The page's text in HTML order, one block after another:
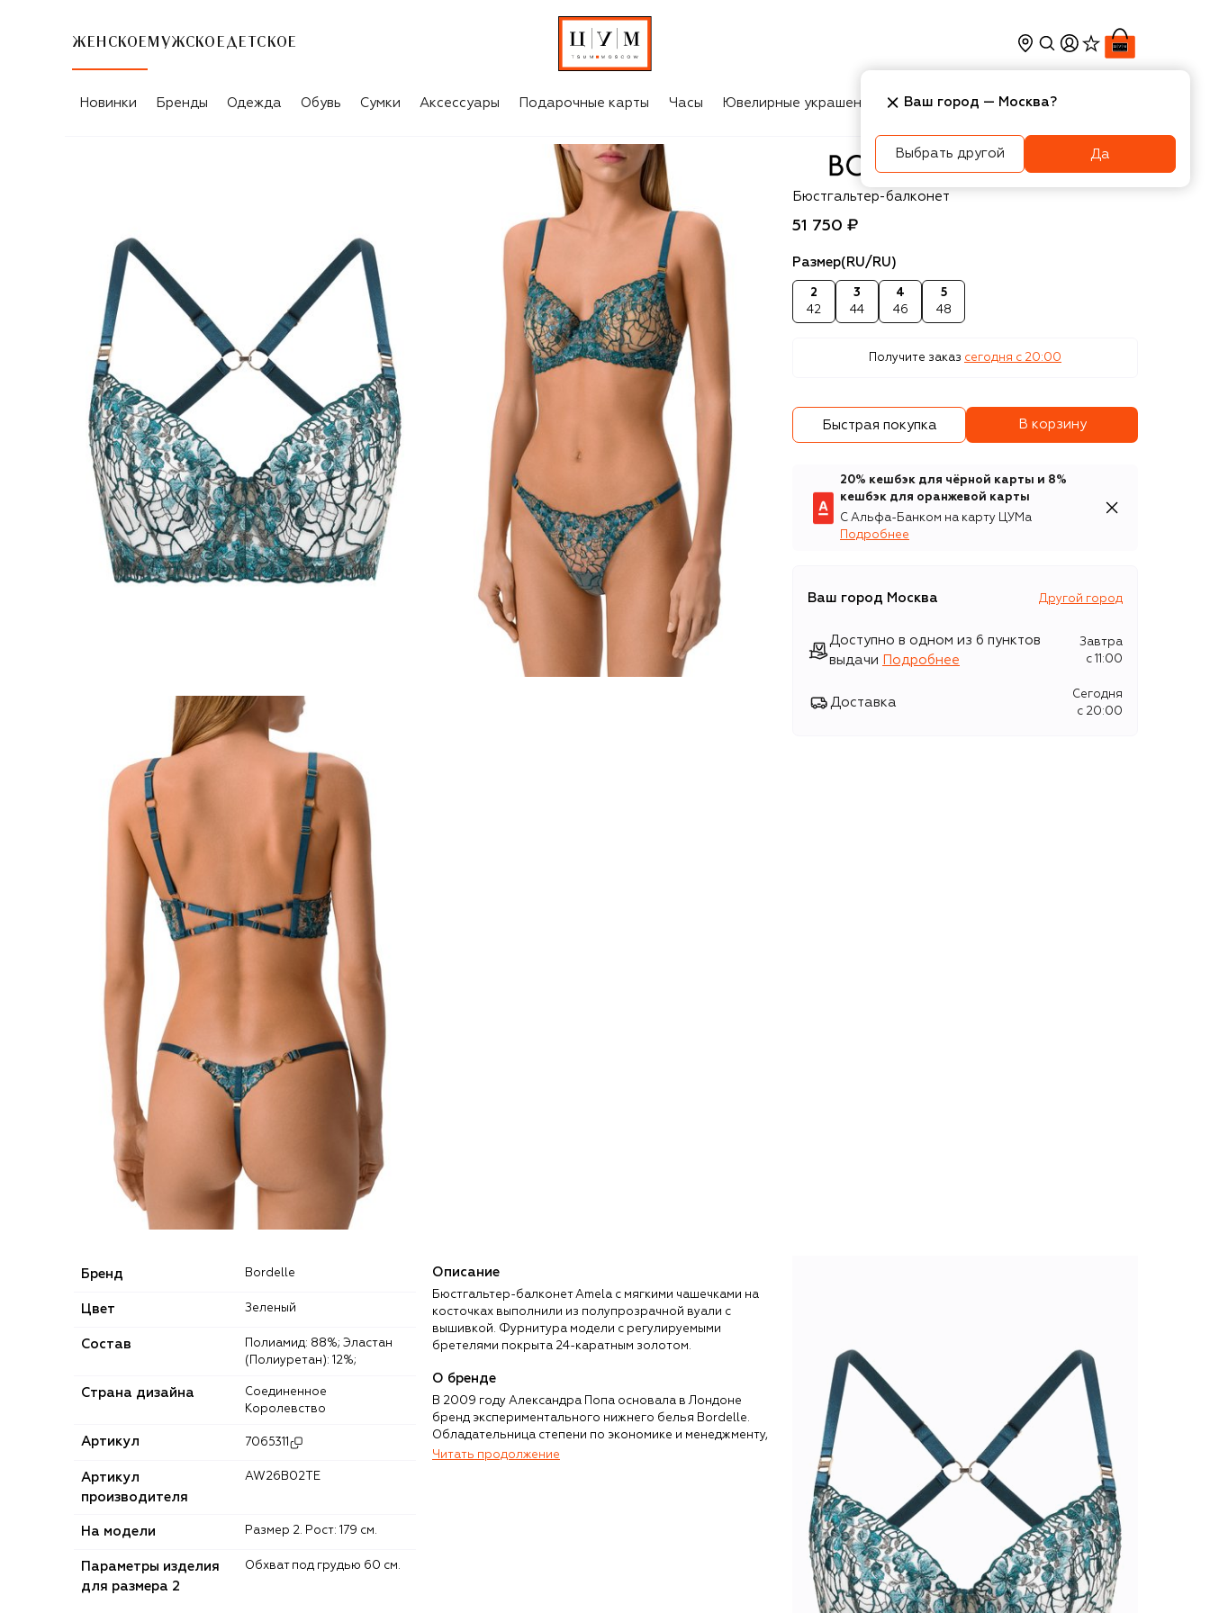
ЖЕНСКОЕ МУЖСКОЕ ДЕТСКОЕ
Новинки Бренды Одежда Обувь Сумки Аксессуары Подарочные карты Часы Ювелирные украшения Косметика Интерьер
Bordelle
Бюстгальтер-балконет
51 750 ₽
Размер(RU/RU)
2
42
3
44
4
46
5
48
Получите заказ сегодня c 20:00
Быстрая покупка В корзину
20% кешбэк для чёрной карты и 8%
кешбэк для оранжевой карты
С Альфа-Банком на карту ЦУМа
Подробнее
Ваш город Москва Другой город
Доступно в одном из 6 пунктов
выдачи
Подробнее
Завтра
c 11:00
Доставка
Сегодня
c 20:00
Бренд Bordelle
Цвет Зеленый
Состав
(Полиуретан): 12%;
Страна дизайна
Соединенное
Королевство
Артикул 7065311
Артикул
производителя
AW26B02TE
На модели Размер 2. Рост: 179 см.
Параметры изделия
для размера 2
Обхват под грудью 60 см.
Описание
Бюстгальтер-балконет Amela с мягкими чашечками на
косточках выполнили из полупрозрачной вуали с
вышивкой. Фурнитура модели с регулируемыми
бретелями покрыта 24-каратным золотом.
О бренде
В 2009 году Александра Попа основала в Лондоне
бренд экспериментального нижнего белья Bordelle.
Обладательница степени по экономике и менеджменту,
Попа подошла к делу творчески и рационально
Читать продолжение
Ваш город — Москва?
Выбрать другой Да